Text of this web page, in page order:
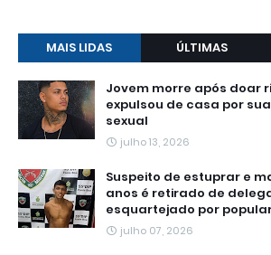
MAIS LIDAS ÚLTIMAS
Jovem morre após doar
expulsou de casa por
sexual
julho 13, 2026
Suspeito de estuprar e
anos é retirado de
esquartejado por
julho 07, 2026